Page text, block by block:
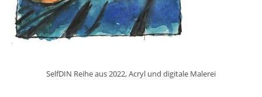
SelfDIN Reihe aus 2022, Acryl und digitale Malerei